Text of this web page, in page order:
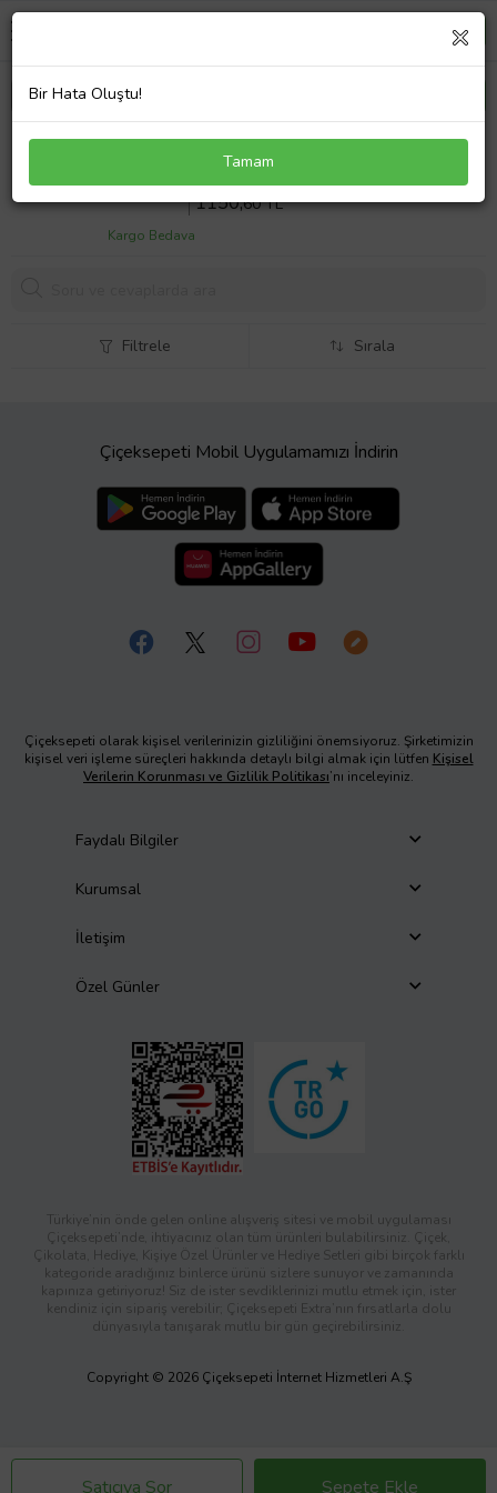
Hp Pavilion 14-n031TX Notebook Batarya Laptop
Sepette %10 İndirim
1150,60 TL
Kargo Bedava
Satıcıya Sor Sepete Ekle
Filtrele Sırala
Çiçeksepeti Mobil Uygulamamızı İndirin
Çiçeksepeti olarak kişisel verilerinizin gizliliğini önemsiyoruz. Şirketimizin
kişisel veri işleme süreçleri hakkında detaylı bilgi almak için lütfen Kişisel
Verilerin Korunması ve Gizlilik Politikası’nı inceleyiniz.
Faydalı Bilgiler
Kurumsal
İletişim
Özel Günler
Türkiye’nin önde gelen online alışveriş sitesi ve mobil uygulaması
Çiçeksepeti’nde, ihtiyacınız olan tüm ürünleri bulabilirsiniz. Çiçek,
Çikolata, Hediye, Kişiye Özel Ürünler ve Hediye Setleri gibi birçok farklı
kategoride aradığınız binlerce ürünü sizlere sunuyor ve zamanında
kapınıza getiriyoruz! Siz de ister sevdiklerinizi mutlu etmek için, ister
kendiniz için sipariş verebilir; Çiçeksepeti Extra’nın fırsatlarla dolu
dünyasıyla tanışarak mutlu bir gün geçirebilirsiniz.
Copyright © 2026 Çiçeksepeti İnternet Hizmetleri A.Ş
Bir Hata Oluştu!
Tamam